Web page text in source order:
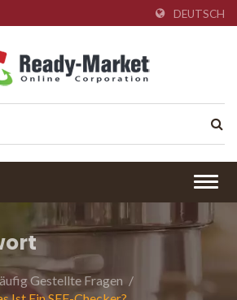
DEUTSCH
Gestellte Fragen /